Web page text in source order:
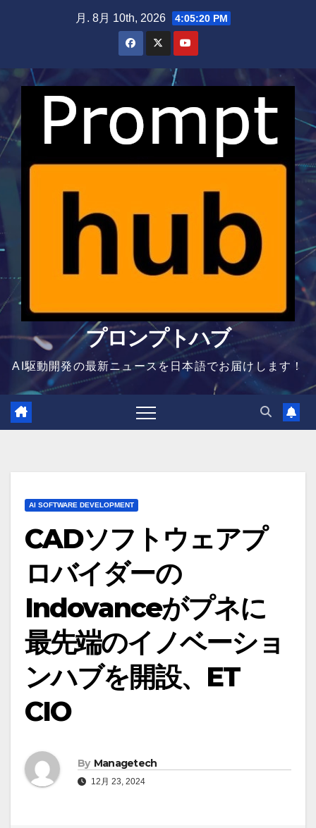
月. 8月 10th, 2026 4:05:21 PM
プロンプトハブ
AI駆動開発の最新ニュースを日本語でお届けします！
AI SOFTWARE DEVELOPMENT
CADソフトウェアプ
ロバイダーの
Indovanceがプネに
最先端のイノベーショ
ンハブを開設、ET
CIO
By Managetech
12月 23, 2024